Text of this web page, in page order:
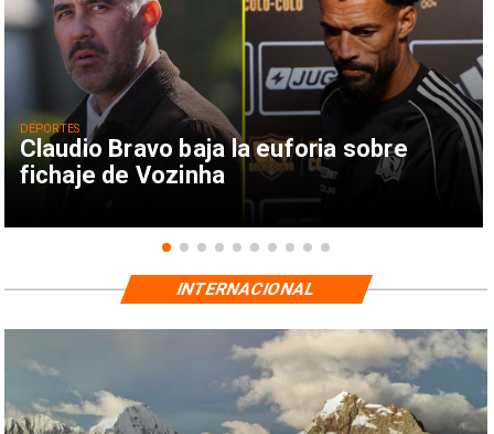
Claudio Bravo baja la euforia sobre
fichaje de Vozinha
DEPORTES
INTERNACIONAL